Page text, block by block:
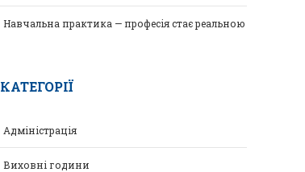
Навчальна практика — професія стає реальною
КАТЕГОРІЇ
Адміністрація
Виховні години